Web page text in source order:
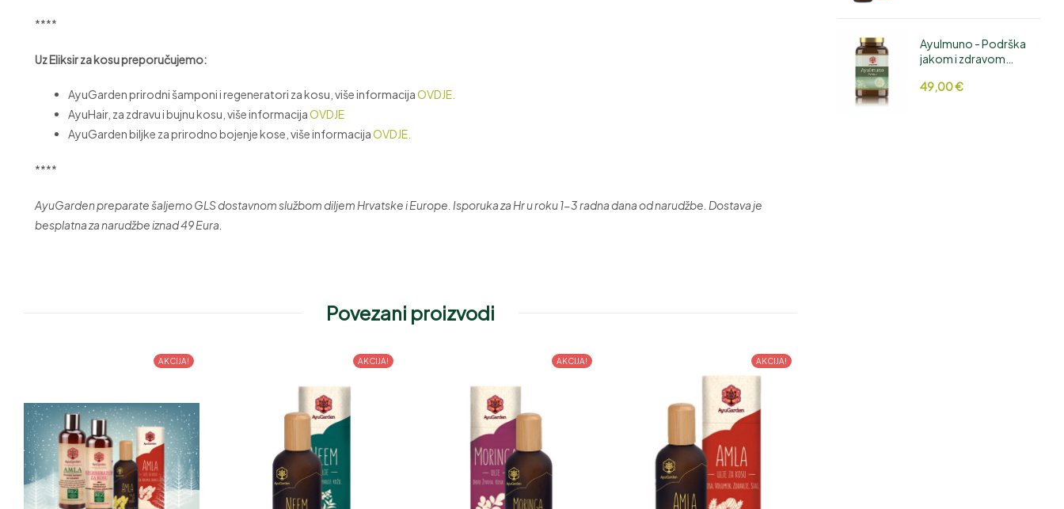
****
Uz Eliksir za kosu preporučujemo:
AyuGarden prirodni šamponi i regeneratori za kosu, više informacijaOVDJE.
AyuHair, za zdravu i bujnu kosu, više informacijaOVDJE
AyuGarden biljke za prirodno bojenje kose, više informacijaOVDJE.
****
AyuGarden preparate šaljemo GLS dostavnom službom diljem Hrvatske i Europe. Isporuka za Hr u roku 1-3 radna dana od narudžbe. Dostava je
besplatna za narudžbe iznad 49 Eura.
Povezani proizvodi
AKCIJA! AKCIJA! AKCIJA! AKCIJA!
AyuImuno - Podrška
jakom i zdravom
49,00€